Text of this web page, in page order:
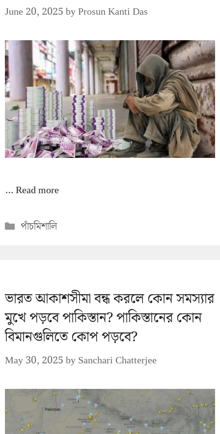
June 20, 2025byProsun Kanti Das
…Read more
Categories
পাঁচমিশালি
ভারত আকাশসীমা বন্ধ করলে কোন সমস্যার
মুখে পড়বে পাকিস্তান? পাকিস্তানের কোন
বিমানগুলিতে কোপ পড়বে?
May 30, 2025bySanchari Chatterjee